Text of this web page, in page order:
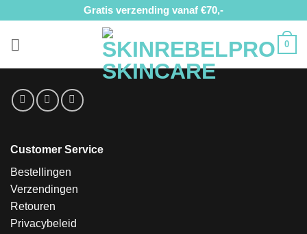
inhoud
Gratis verzending vanaf €70,-
0
Customer Service
Bestellingen
Verzendingen
Retouren
Privacybeleid